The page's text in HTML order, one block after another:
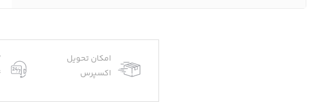
امکان تحویل
اکسپرس
7